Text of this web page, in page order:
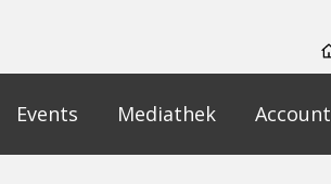
Events Mediathek Account